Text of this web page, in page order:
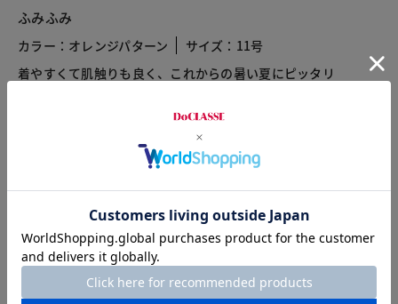
ふみふみ
カラー：オレンジパターン
サイズ：11号
着やすくて肌触りも良く、これからの暑い夏にピッタリ
2023.06.23
カラー：ブルー・パターン
サイズ：7号
ブルーパターン7号
深みのあるいい色です。ゆとりがあるので楽に着られます。
本格的夏の前にちょうどよい着心地だと思います。
Aラインではなく、ゆとりがありつつストンとしたつくりなら